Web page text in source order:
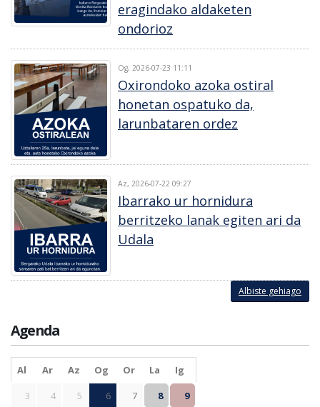
eragindako aldaketen
ondorioz
Og, 2026-07-23 11:11
Oxirondoko azoka ostiral
honetan ospatuko da,
larunbataren ordez
Az, 2026-07-22 09:27
Ibarrako ur hornidura
berritzeko lanak egiten ari da
Udala
Albiste gehiago
Agenda
Al Ar Az Og Or La
Ig
3
4 5 6 7 8
9